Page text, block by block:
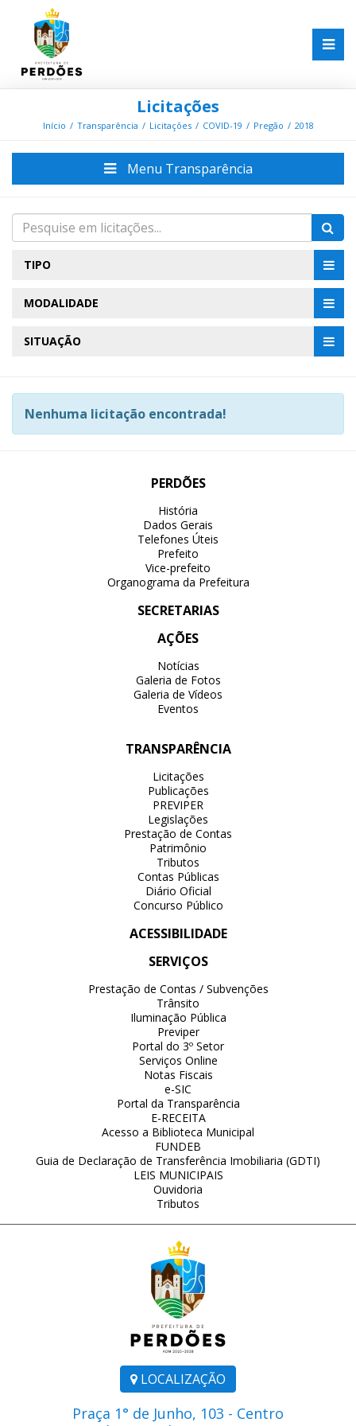
Licitações
Início Transparência Licitações COVID-19 Pregão 2018
Menu Transparência
TIPO
MODALIDADE
SITUAÇÃO
Nenhuma licitação encontrada!
LOCALIZAÇÃO
Praça 1° de Junho, 103 - Centro
PERDÕES
História
Dados Gerais
Telefones Úteis
Prefeito
Vice-prefeito
Organograma da Prefeitura
SECRETARIAS
AÇÕES
Notícias
Galeria de Fotos
Galeria de Vídeos
Eventos
TRANSPARÊNCIA
Licitações
Publicações
PREVIPER
Legislações
Prestação de Contas
Patrimônio
Tributos
Contas Públicas
Diário Oficial
Concurso Público
ACESSIBILIDADE
SERVIÇOS
Prestação de Contas / Subvenções
Trânsito
Iluminação Pública
Previper
Portal do 3º Setor
Serviços Online
Notas Fiscais
e-SIC
Portal da Transparência
E-RECEITA
Acesso a Biblioteca Municipal
FUNDEB
Guia de Declaração de Transferência Imobiliaria (GDTI)
LEIS MUNICIPAIS
Ouvidoria
Tributos